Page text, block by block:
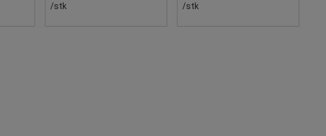
/stk /stk